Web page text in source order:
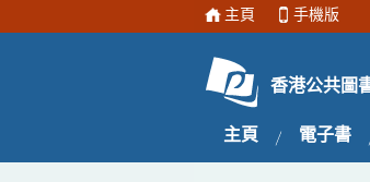
主頁 手機版
香港公共圖
主頁 電子書